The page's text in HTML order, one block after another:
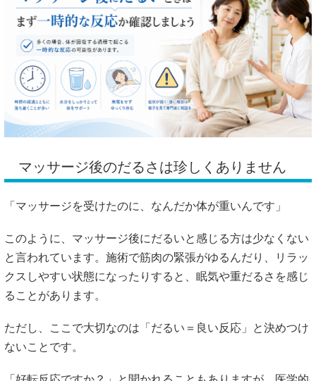
マッサージ後のだるさは珍しくありません
「マッサージを受けたのに、なんだか体が重いんです」
このように、マッサージ後にだるいと感じる方は少なくない
と言われています。施術で筋肉の緊張がゆるんだり、リラッ
クスしやすい状態になったりすると、眠気や重だるさを感じ
ることがあります。
ただし、ここで大切なのは「だるい＝良い反応」と決めつけ
ないことです。